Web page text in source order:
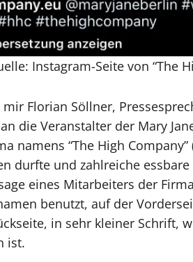
Instagram-Seite von “The
Florian Söllner,
die Veranstalter der Mary
namens “The High Company”
durfte und zahlreiche
eines Mitarbeiters der
benutzt, auf der
in sehr kleiner Schrift,
ist.